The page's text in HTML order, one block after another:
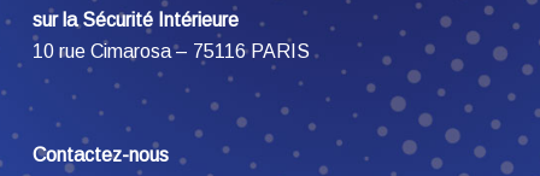
sur la Sécurité Intérieure
10 rue Cimarosa – 75116 PARIS
Contactez-nous